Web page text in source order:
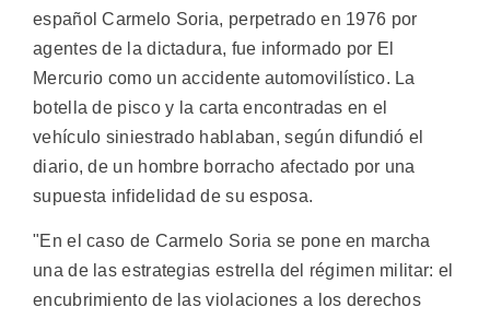
español Carmelo Soria, perpetrado en 1976 por
agentes de la dictadura, fue informado por El
Mercurio como un accidente automovilístico. La
botella de pisco y la carta encontradas en el
vehículo siniestrado hablaban, según difundió el
diario, de un hombre borracho afectado por una
supuesta infidelidad de su esposa.
"En el caso de Carmelo Soria se pone en marcha
una de las estrategias estrella del régimen militar: el
encubrimiento de las violaciones a los derechos